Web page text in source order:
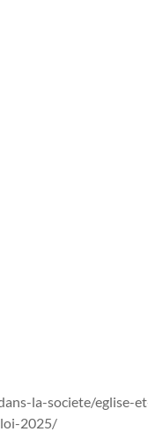
la-societe/eglise-
2025/